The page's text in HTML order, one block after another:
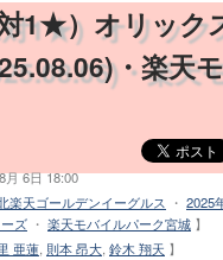
1★）オリック
・楽天
月 6日 18:00
楽天ゴールデンイーグルス ・ 2025
ズ ・ 楽天モバイルパーク宮城 】
亜蓮 則本 昂大 鈴木 翔天 】